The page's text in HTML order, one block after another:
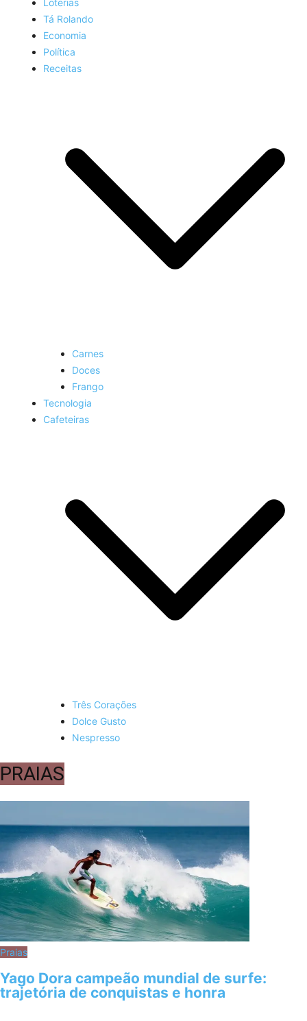
Loterias
Tá Rolando
Economia
Política
Receitas
Carnes
Doces
Frango
Tecnologia
Cafeteiras
Três Corações
Dolce Gusto
Nespresso
PRAIAS
Praias
Yago Dora campeão mundial de surfe:
trajetória de conquistas e honra